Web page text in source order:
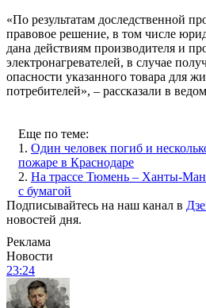
«По результатам доследственной
правовое решение, в том числе
дана действиям производителя и
электронагревателей, в случае
опасности указанного товара для
потребителей», – рассказали в
Еще по теме:
1. Один человек погиб и
пожаре в Краснодаре
2. На трассе Тюмень – Ханты-
с бумагой
Подписывайтесь на наш канал в
новостей дня.
Реклама
Новости
23:24